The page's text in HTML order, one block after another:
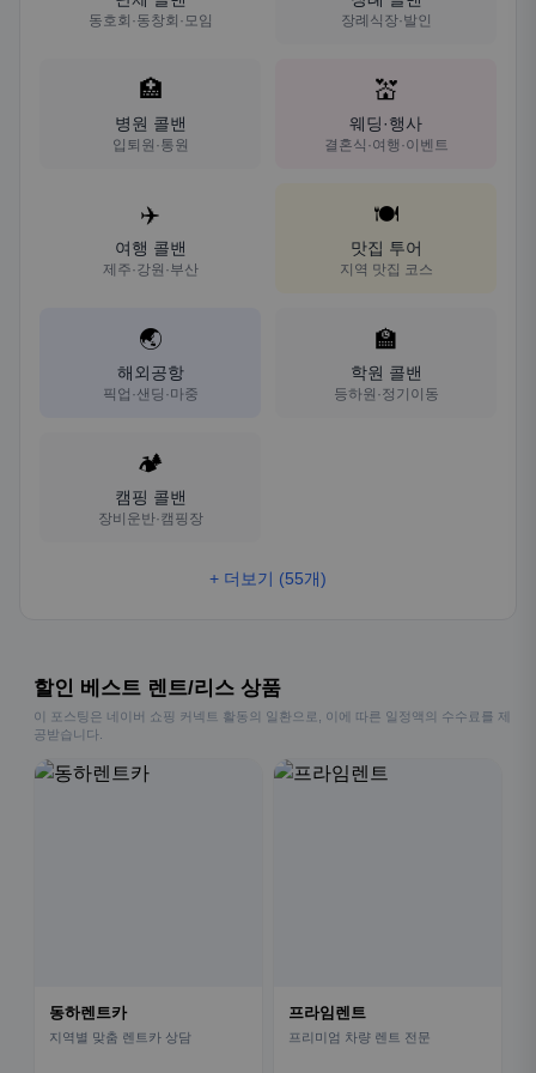
동호회·동창회·모임 장례식장·발인
🏥
병원 콜밴
입퇴원·통원
💒
웨딩·행사
결혼식·여행·이벤트
✈️
여행 콜밴
제주·강원·부산
🍽️
맛집 투어
지역 맛집 코스
🌏
해외공항
픽업·샌딩·마중
🏫
학원 콜밴
등하원·정기이동
🏕️
캠핑 콜밴
장비운반·캠핑장
+ 더보기 (55개)
할인 베스트 렌트/리스 상품
이 포스팅은 네이버 쇼핑 커넥트 활동의 일환으로, 이에 따른 일정액의 수수료를 제
공받습니다.
동하렌트카
지역별 맞춤 렌트카 상담
프라임렌트
프리미엄 차량 렌트 전문